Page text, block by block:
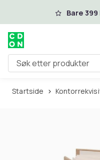
Hopp til Bare
Søk etter produkter
Startside